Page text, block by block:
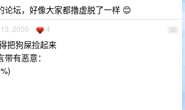
论坛，好像大家都撸虚脱了一样 😊
20
2020 4
把狗屎捡起来
有恶意：